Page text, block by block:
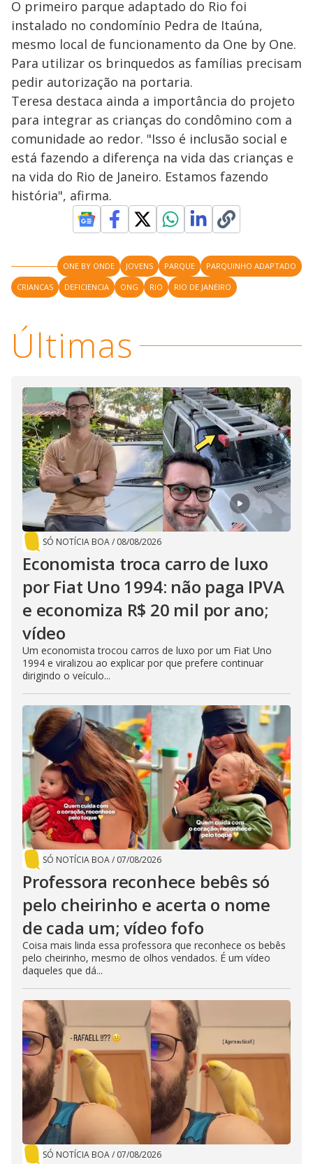
O primeiro parque adaptado do Rio foi
instalado no condomínio Pedra de Itaúna,
mesmo local de funcionamento da One by One.
Para utilizar os brinquedos as famílias precisam
pedir autorização na portaria.
Teresa destaca ainda a importância do projeto
para integrar as crianças do condômino com a
comunidade ao redor. "Isso é inclusão social e
está fazendo a diferença na vida das crianças e
na vida do Rio de Janeiro. Estamos fazendo
história", afirma.
ONE BY ONDE JOVENS PARQUE
PARQUINHO ADAPTADO
CRIANCAS
DEFICIENCIA ONG RIO RIO DE JANEIRO
Últimas
SÓ NOTÍCIA BOA/ 08/08/2026
Economista troca carro de luxo
por Fiat Uno 1994: não paga IPVA
e economiza R$ 20 mil por ano;
vídeo
Um economista trocou carros de luxo por um Fiat Uno
1994 e viralizou ao explicar por que prefere continuar
dirigindo o veículo...
SÓ NOTÍCIA BOA/ 07/08/2026
Professora reconhece bebês só
pelo cheirinho e acerta o nome
de cada um; vídeo fofo
Coisa mais linda essa professora que reconhece os bebês
pelo cheirinho, mesmo de olhos vendados. É um vídeo
daqueles que dá...
SÓ NOTÍCIA BOA/ 07/08/2026